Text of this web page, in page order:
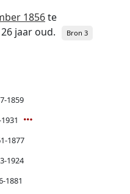
1856te
jaar oud. Bron 3
1859
1877
1924
1881